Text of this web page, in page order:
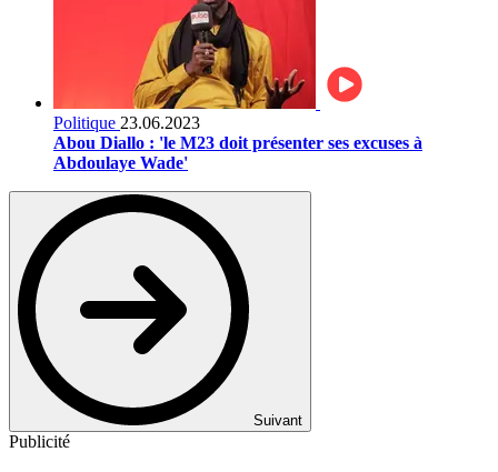
Politique 23.06.2023
Abou Diallo : 'le M23 doit présenter ses excuses à
Abdoulaye Wade'
Suivant
Publicité